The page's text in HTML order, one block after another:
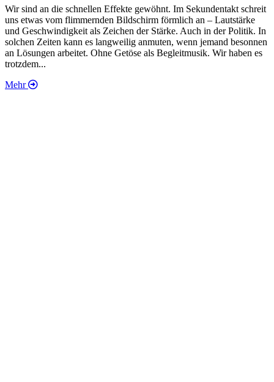
Wir sind an die schnellen Effekte gewöhnt. Im Sekundentakt schreit
uns etwas vom flimmernden Bildschirm förmlich an – Lautstärke
und Geschwindigkeit als Zeichen der Stärke. Auch in der Politik. In
solchen Zeiten kann es langweilig anmuten, wenn jemand besonnen
an Lösungen arbeitet. Ohne Getöse als Begleitmusik. Wir haben es
trotzdem...
Mehr